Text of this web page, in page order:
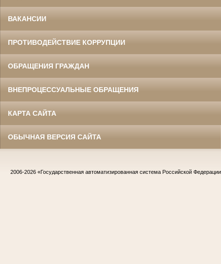
ВАКАНСИИ
ПРОТИВОДЕЙСТВИЕ КОРРУПЦИИ
ОБРАЩЕНИЯ ГРАЖДАН
ВНЕПРОЦЕССУАЛЬНЫЕ ОБРАЩЕНИЯ
КАРТА САЙТА
ОБЫЧНАЯ ВЕРСИЯ САЙТА
2006-2026 «Государственная автоматизированная система Российской